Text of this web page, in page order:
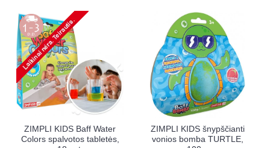
šnypščianti
TURTLE,
ZIMPLI KIDS šnypščianti
vonios bomba KATĖ, 100
ZIMPLI
vonios